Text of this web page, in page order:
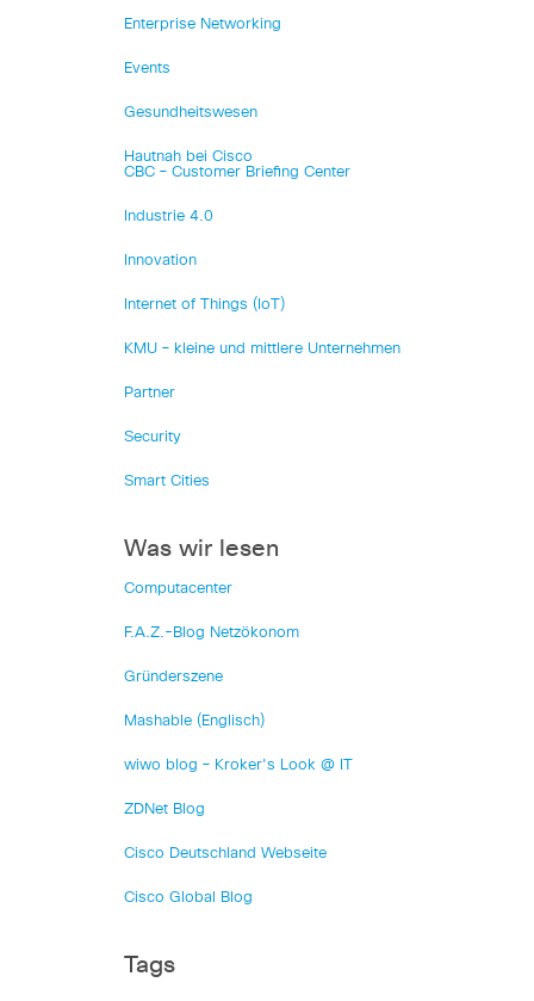
Enterprise Networking
Events
Gesundheitswesen
Hautnah bei Cisco
CBC – Customer Briefing Center
Industrie 4.0
Innovation
Internet of Things (IoT)
KMU – kleine und mittlere Unternehmen
Partner
Security
Smart Cities
Was wir lesen
Computacenter
F.A.Z.-Blog Netzökonom
Gründerszene
Mashable (Englisch)
wiwo blog – Kroker's Look @ IT
ZDNet Blog
Cisco Deutschland Webseite
Cisco Global Blog
Tags